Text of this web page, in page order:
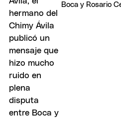
Boca y Rosario